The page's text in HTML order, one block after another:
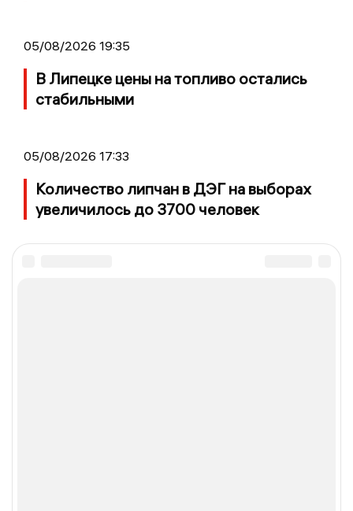
05/08/2026 19:35
В Липецке цены на топливо остались
стабильными
05/08/2026 17:33
Количество липчан в ДЭГ на выборах
увеличилось до 3700 человек